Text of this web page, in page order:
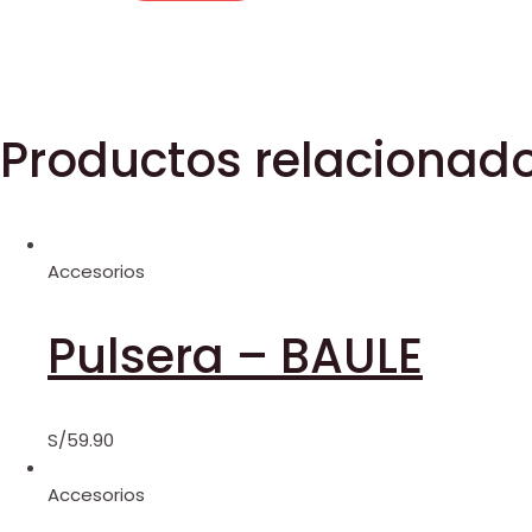
Productos
Accesorios
Pulsera – BAULE
S/59.90
Accesorios